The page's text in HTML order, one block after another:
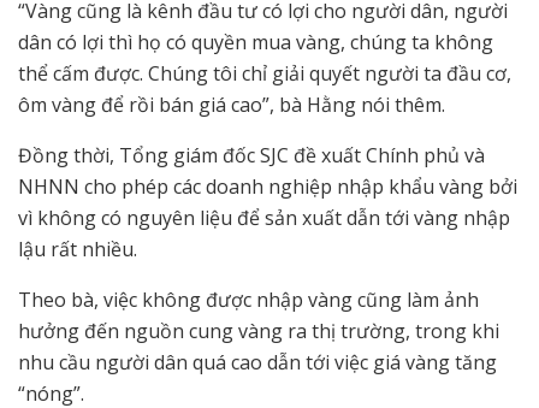
“Vàng cũng là kênh đầu tư có lợi cho người dân, người
dân có lợi thì họ có quyền mua vàng, chúng ta không
thể cấm được. Chúng tôi chỉ giải quyết người ta đầu cơ,
ôm vàng để rồi bán giá cao”, bà Hằng nói thêm.
Đồng thời, Tổng giám đốc SJC đề xuất Chính phủ và
NHNN cho phép các doanh nghiệp nhập khẩu vàng bởi
vì không có nguyên liệu để sản xuất dẫn tới vàng nhập
lậu rất nhiều.
Theo bà, việc không được nhập vàng cũng làm ảnh
hưởng đến nguồn cung vàng ra thị trường, trong khi
nhu cầu người dân quá cao dẫn tới việc giá vàng tăng
“nóng”.